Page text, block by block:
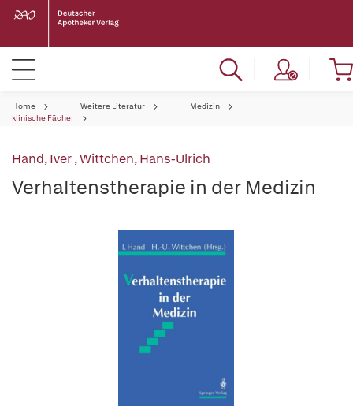
Home Weitere Literatur
Medizin
klinische Fächer
Hand, Iver,Wittchen, Hans-Ulrich
Verhaltenstherapie in der Medizin